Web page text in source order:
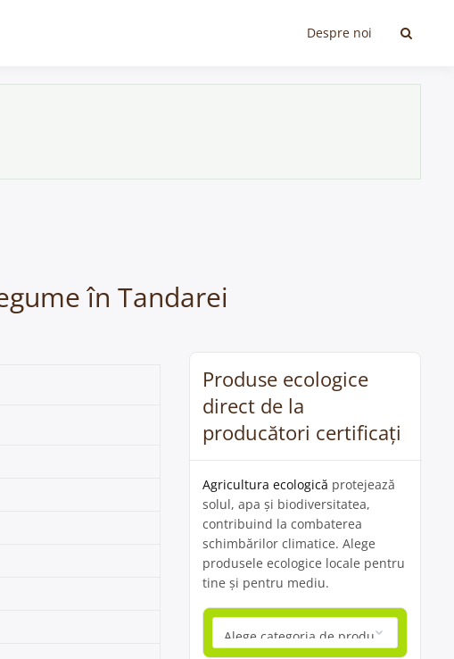
Despre noi
în Tandarei
Produse ecologice
direct de la
producători certificați
Agricultura ecologică protejează
solul, apa și biodiversitatea,
contribuind la combaterea
schimbărilor climatice. Alege
produsele ecologice locale pentru
tine și pentru mediu.